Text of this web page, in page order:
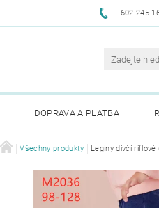
602 245
DOPRAVA A PLATBA
Všechny produkty Legíny dívčí riflové